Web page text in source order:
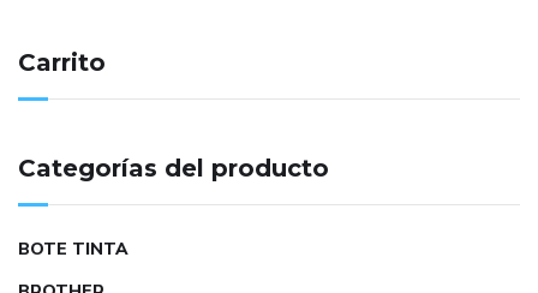
Carrito
Categorías del producto
BOTE TINTA